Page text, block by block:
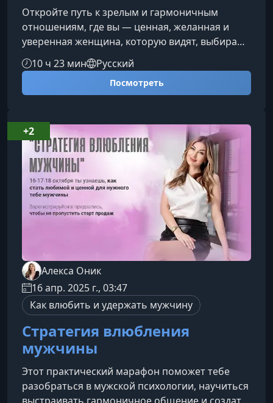
Откройте путь к зрелым и гармоничным
отношениям, где вы — ценная, желанная и
уверенная женщина, которую видят, выбирают
и уважают. Курс поможет вам понять мужскую
логику общения, чувствовать себя свободно в
романтическом взаимодействии и
игр, давления и попыток «понравиться любой
ценой».Для кого этот курсЭтот курс подойдёт
вам, если вы часто сталкиваетесь с неп
10 ч 23 мин Русский
Посмотреть
​Алекса Оник
16 апр. 2025 г., 03:47
Как влюбить и удержать мужчину
Стратегия влюбления
мужчины
Этот практический марафон поможет тебе
разобраться в мужской психологии, научиться
+2